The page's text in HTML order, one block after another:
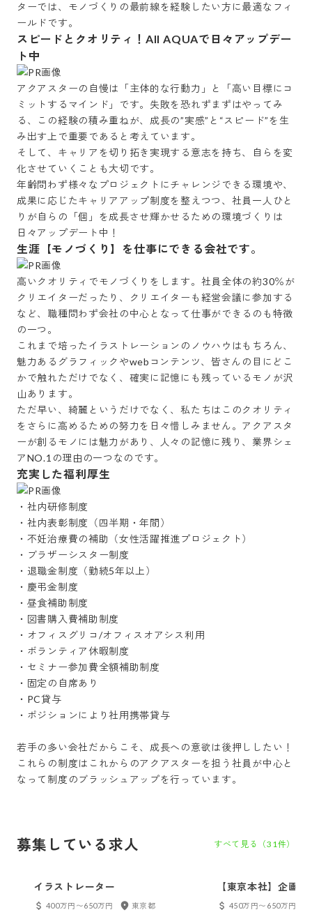
ターでは、モノづくりの最前線を経験したい方に最適なフィ
ールドです。
スピードとクオリティ！All AQUAで日々アップデー
ト中
アクアスターの自慢は「主体的な行動力」と「高い目標にコ
ミットするマインド」です。失敗を恐れずまずはやってみ
る、この経験の積み重ねが、成長の”実感”と“スピード”を生
み出す上で重要であると考えています。
そして、キャリアを切り拓き実現する意志を持ち、自らを変
化させていくことも大切です。
年齢問わず様々なプロジェクトにチャレンジできる環境や、
成果に応じたキャリアアップ制度を整えつつ、社員一人ひと
りが自らの「個」を成長させ輝かせるための環境づくりは
日々アップデート中！
生涯【モノづくり】を仕事にできる会社です。
高いクオリティでモノづくりをします。社員全体の約30％が
クリエイターだったり、クリエイターも経営会議に参加する
など、職種問わず会社の中心となって仕事ができるのも特徴
の一つ。
これまで培ったイラストレーションのノウハウはもちろん、
魅力あるグラフィックやwebコンテンツ、皆さんの目にどこ
かで触れただけでなく、確実に記憶にも残っているモノが沢
山あります。
ただ早い、綺麗というだけでなく、私たちはこのクオリティ
をさらに高めるための努力を日々惜しみません。アクアスタ
ーが創るモノには魅力があり、人々の記憶に残り、業界シェ
アNO.1の理由の一つなのです。
充実した福利厚生
・社内研修制度
・社内表彰制度（四半期・年間）
・不妊治療費の補助（女性活躍推進プロジェクト）
・ブラザーシスター制度
・退職金制度（勤続5年以上）
・慶弔金制度
・昼食補助制度
・図書購入費補助制度
・オフィスグリコ/オフィスオアシス利用
・ボランティア休暇制度
・セミナー参加費全額補助制度
・固定の自席あり
・PC貸与
・ポジションにより社用携帯貸与
若手の多い会社だからこそ、成長への意欲は後押ししたい！
これらの制度はこれからのアクアスターを担う社員が中心と
なって制度のブラッシュアップを行っています。
募集している求人 すべて見る（31件）
イラストレーター
400万円〜650万円 東京都
【東京本社】企画
450万円〜650万円